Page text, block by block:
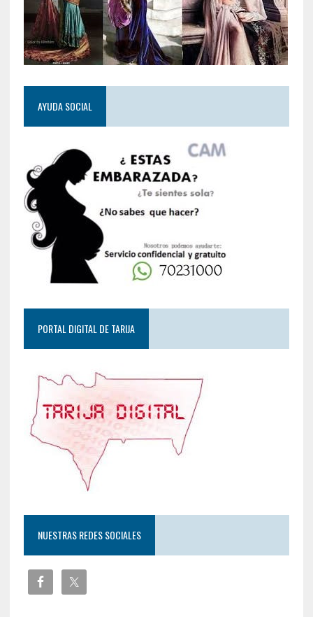
AYUDA SOCIAL
PORTAL DIGITAL DE TARIJA
NUESTRAS REDES SOCIALES